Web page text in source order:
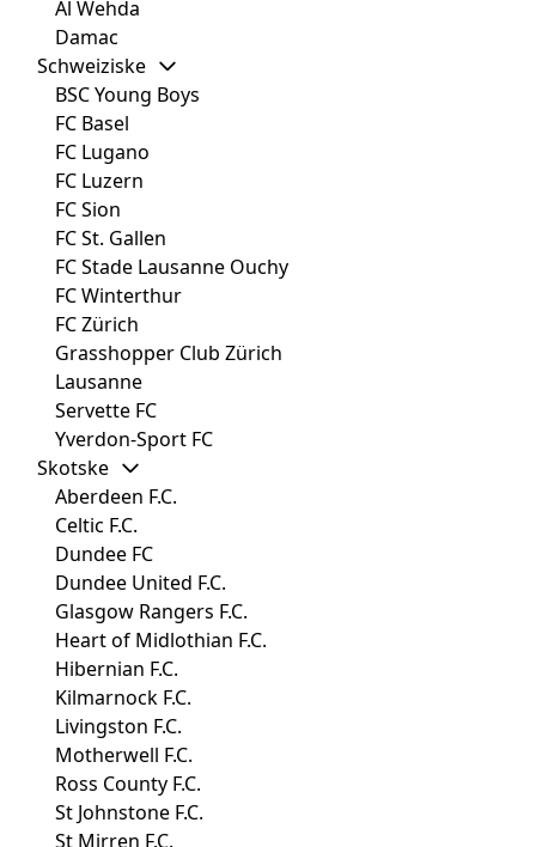
Al Wehda
Damac
Schweiziske
BSC Young Boys
FC Basel
FC Lugano
FC Luzern
FC Sion
FC St. Gallen
FC Stade Lausanne Ouchy
FC Winterthur
FC Zürich
Grasshopper Club Zürich
Lausanne
Servette FC
Yverdon-Sport FC
Skotske
Aberdeen F.C.
Celtic F.C.
Dundee FC
Dundee United F.C.
Glasgow Rangers F.C.
Heart of Midlothian F.C.
Hibernian F.C.
Kilmarnock F.C.
Livingston F.C.
Motherwell F.C.
Ross County F.C.
St Johnstone F.C.
St Mirren F.C.